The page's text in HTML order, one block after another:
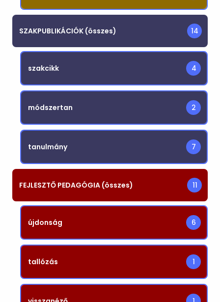
SZAKPUBLIKÁCIÓK (összes) 14
szakcikk 4
módszertan 2
tanulmány 7
FEJLESZTŐ PEDAGÓGIA (összes) 11
újdonság 6
tallózás 1